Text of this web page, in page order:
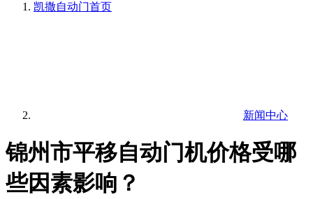
凯撒自动门首页
新闻中心
锦州市平移自动门机价格受哪
些因素影响？